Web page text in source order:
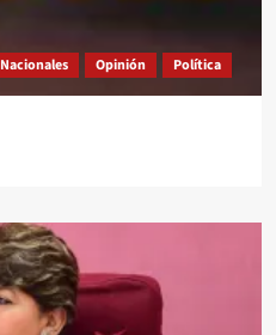
Nacionales Opinión Política